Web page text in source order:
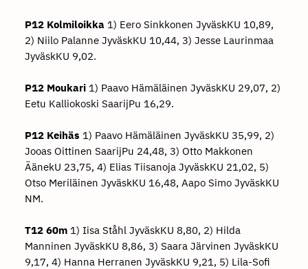
P12 Kolmiloikka 1) Eero Sinkkonen JyväskKU 10,89,
2) Niilo Palanne JyväskKU 10,44, 3) Jesse Laurinmaa
JyväskKU 9,02.
P12 Moukari1) Paavo Hämäläinen JyväskKU 29,07, 2)
Eetu Kalliokoski SaarijPu 16,29.
P12 Keihäs 1) Paavo Hämäläinen JyväskKU 35,99, 2)
Jooas Oittinen SaarijPu 24,48, 3) Otto Makkonen
ÄänekU 23,75, 4) Elias Tiisanoja JyväskKU 21,02, 5)
Otso Meriläinen JyväskKU 16,48, Aapo Simo JyväskKU
NM.
T12 60m1) Iisa Ståhl JyväskKU 8,80, 2) Hilda
Manninen JyväskKU 8,86, 3) Saara Järvinen JyväskKU
9,17, 4) Hanna Herranen JyväskKU 9,21, 5) Lila-Sofi